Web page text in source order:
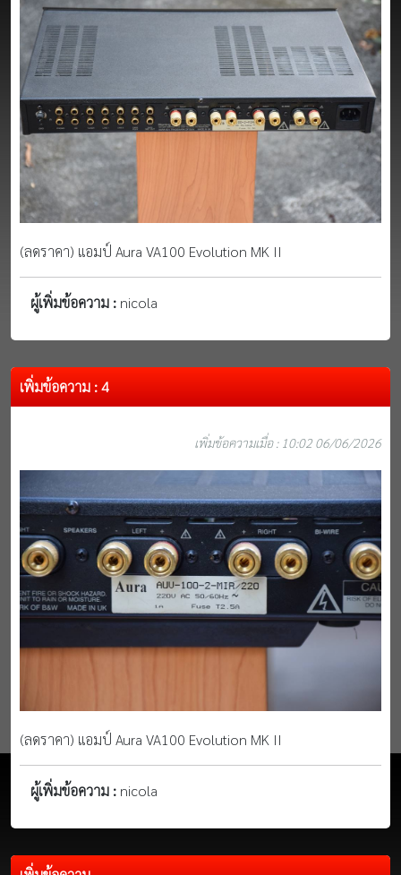
(ลดราคา) แอมป์ Aura VA100 Evolution MK II
ผู้เพิ่มข้อความ : nicola
เพิ่มข้อความ : 4
เพิ่มข้อความเมื่อ : 10:02 06/06/2026
(ลดราคา) แอมป์ Aura VA100 Evolution MK II
ผู้เพิ่มข้อความ : nicola